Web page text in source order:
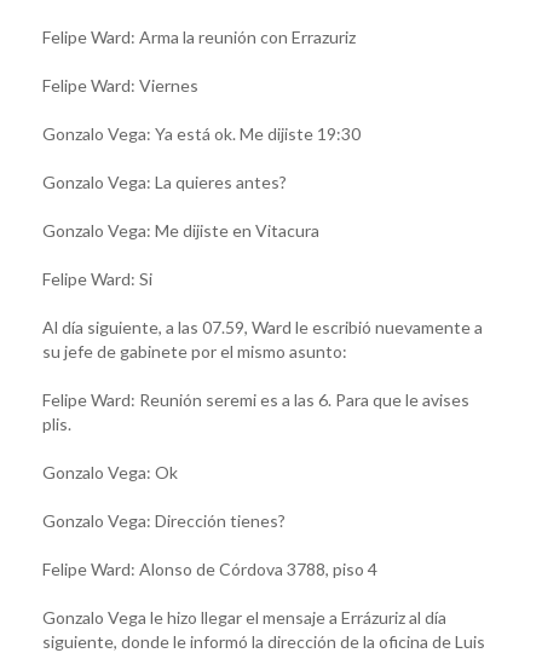
Felipe Ward: Arma la reunión con Errazuriz
Felipe Ward: Viernes
Gonzalo Vega: Ya está ok. Me dijiste 19:30
Gonzalo Vega: La quieres antes?
Gonzalo Vega: Me dijiste en Vitacura
Felipe Ward: Si
Al día siguiente, a las 07.59, Ward le escribió nuevamente a
su jefe de gabinete por el mismo asunto:
Felipe Ward: Reunión seremi es a las 6. Para que le avises
plis.
Gonzalo Vega: Ok
Gonzalo Vega: Dirección tienes?
Felipe Ward: Alonso de Córdova 3788, piso 4
Gonzalo Vega le hizo llegar el mensaje a Errázuriz al día
siguiente, donde le informó la dirección de la oficina de Luis